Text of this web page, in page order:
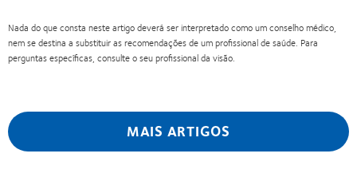
Nada do que consta neste artigo deverá ser interpretado como um conselho médico,
nem se destina a substituir as recomendações de um profissional de saúde. Para
perguntas específicas, consulte o seu profissional da visão.
MAIS ARTIGOS